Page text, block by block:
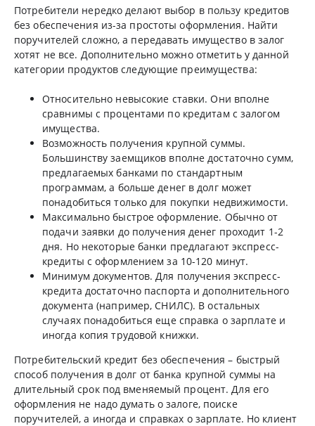
Потребители нередко делают выбор в пользу кредитов
без обеспечения из-за простоты оформления. Найти
поручителей сложно, а передавать имущество в залог
хотят не все. Дополнительно можно отметить у данной
категории продуктов следующие преимущества:
Относительно невысокие ставки. Они вполне
сравнимы с процентами по кредитам с залогом
имущества.
Возможность получения крупной суммы.
Большинству заемщиков вполне достаточно сумм,
предлагаемых банками по стандартным
программам, а больше денег в долг может
понадобиться только для покупки недвижимости.
Максимально быстрое оформление. Обычно от
подачи заявки до получения денег проходит 1-2
дня. Но некоторые банки предлагают экспресс-
кредиты с оформлением за 10-120 минут.
Минимум документов. Для получения экспресс-
кредита достаточно паспорта и дополнительного
документа (например, СНИЛС). В остальных
случаях понадобиться еще справка о зарплате и
иногда копия трудовой книжки.
Потребительский кредит без обеспечения – быстрый
способ получения в долг от банка крупной суммы на
длительный срок под вменяемый процент. Для его
оформления не надо думать о залоге, поиске
поручителей, а иногда и справках о зарплате. Но клиент